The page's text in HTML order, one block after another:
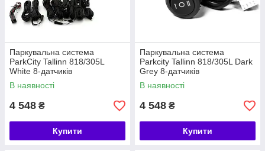
Паркувальна система
ParkCity Tallinn 818/305L
White 8-датчиків
В наявності
4 548 ₴
Купити
Паркувальна система
Parkcity Tallinn 818/305L Dark
Grey 8-датчиків
В наявності
4 548 ₴
Купити